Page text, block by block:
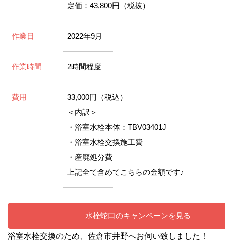
定価：43,800円（税抜）
作業日 2022年9月
作業時間 2時間程度
費用
33,000円（税込）
＜内訳＞
・浴室水栓本体：TBV03401J
・浴室水栓交換施工費
・産廃処分費
上記全て含めてこちらの金額です♪
水栓蛇口のキャンペーンを見る
浴室水栓交換のため、佐倉市井野へお伺い致しました！